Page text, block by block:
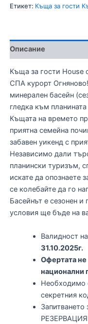
Етикет: Къща за гости
Описание
Къща за гости House
СПА курорт
минерален басейн
гледка към
Къщата на времето
приятна семейна
забавен уикенд с
Независимо дали
планински туризъм,
искате да опознаете
се колебайте да го
Басейнът е сезонен
условия ще бъде на
Валидност
31.10.2025г.
Офертата
национални
Необходимо
секретния